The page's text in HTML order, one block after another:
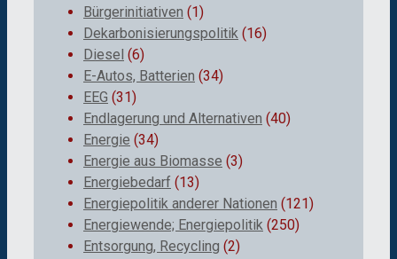
Bürgerinitiativen (1)
Dekarbonisierungspolitik (16)
Diesel (6)
E-Autos, Batterien (34)
EEG (31)
Endlagerung und Alternativen (40)
Energie (34)
Energie aus Biomasse (3)
Energiebedarf (13)
Energiepolitik anderer Nationen (121)
Energiewende; Energiepolitik (250)
Entsorgung, Recycling (2)